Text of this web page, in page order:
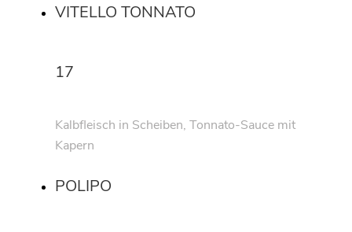
VITELLO TONNATO
17
Kalbfleisch in Scheiben, Tonnato-Sauce mit
Kapern
POLIPO